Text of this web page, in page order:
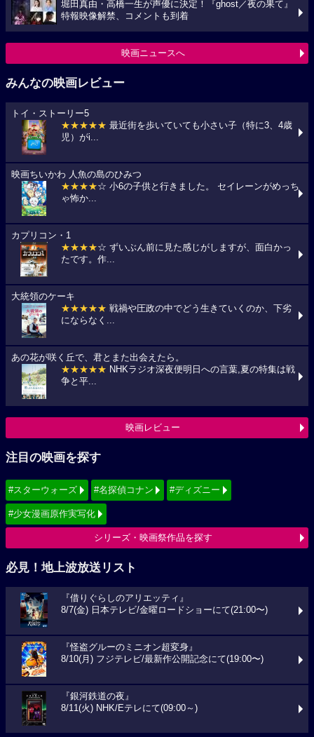
堀田真由・高橋一生が声優に決定！『ghost／夜の果て』
特報映像解禁、コメントも到着
映画ニュースへ
みんなの映画レビュー
トイ・ストーリー5
★★★★★ 最近街を歩いていても小さい子（特に3、4歳
児）がi...
映画ちいかわ 人魚の島のひみつ
★★★★☆ 小6の子供と行きました。 セイレーンがめっち
ゃ怖か...
カプリコン・1
★★★★☆ ずいぶん前に見た感じがしますが、面白かっ
たです。作...
大統領のケーキ
★★★★★ 戦禍や圧政の中でどう生きていくのか、下劣
にならなく...
あの花が咲く丘で、君とまた出会えたら。
★★★★★ NHKラジオ深夜便明日への言葉,夏の特集は戦
争と平...
映画レビュー
注目の映画を探す
#スターウォーズ #名探偵コナン #ディズニー
#少女漫画原作実写化
シリーズ・映画祭作品を探す
必見！地上波放送リスト
『借りぐらしのアリエッティ』
8/7(金) 日本テレビ/金曜ロードショーにて(21:00〜)
『怪盗グルーのミニオン超変身』
8/10(月) フジテレビ/最新作公開記念にて(19:00〜)
『銀河鉄道の夜』
8/11(火) NHK/Eテレにて(09:00～)